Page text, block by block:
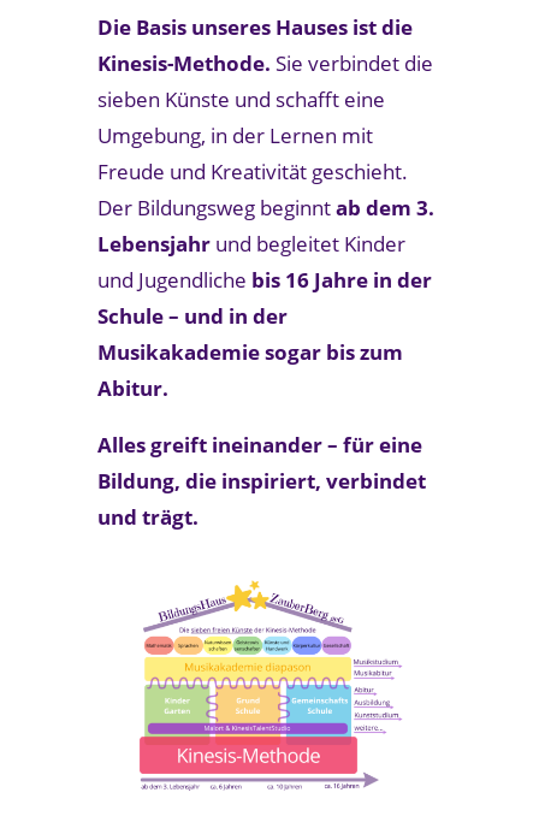
Die Basis unseres Hauses ist die
Kinesis-Methode. Sie verbindet die
sieben Künste und schafft eine
Umgebung, in der Lernen mit
Freude und Kreativität geschieht.
Der Bildungsweg beginntab dem 3.
Lebensjahrund begleitet Kinder
und Jugendliche bis 16 Jahre in der
Schule – und in der
Musikakademie sogar bis zum
Abitur.
Alles greift ineinander – für eine
Bildung, die inspiriert, verbindet
und trägt.